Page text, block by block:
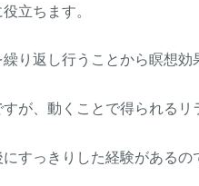
立ちます。
り返し行うことから瞑想効
が、動くことで得られるリ
すっきりした経験があるの